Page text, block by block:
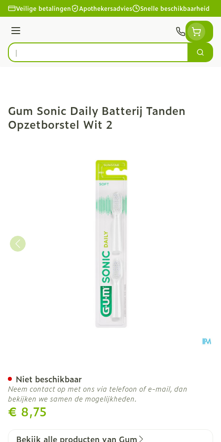
Ga naar de inhoud
Veilige betalingen Apothekersadvies Snelle beschikbaarheid
Menu
Product, merk, categorie...
Zoek
Gum Sonic Daily Batterij Tanden
Opzetborstel Wit 2
€ 8,75
Niet beschikbaar
Neem contact op met ons via telefoon of e-mail, dan
bekijken we samen de mogelijkheden.
Bekijk alle producten van Gum